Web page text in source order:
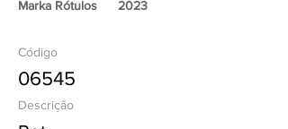
Marka Rótulos 2023
Código
06545
Descrição